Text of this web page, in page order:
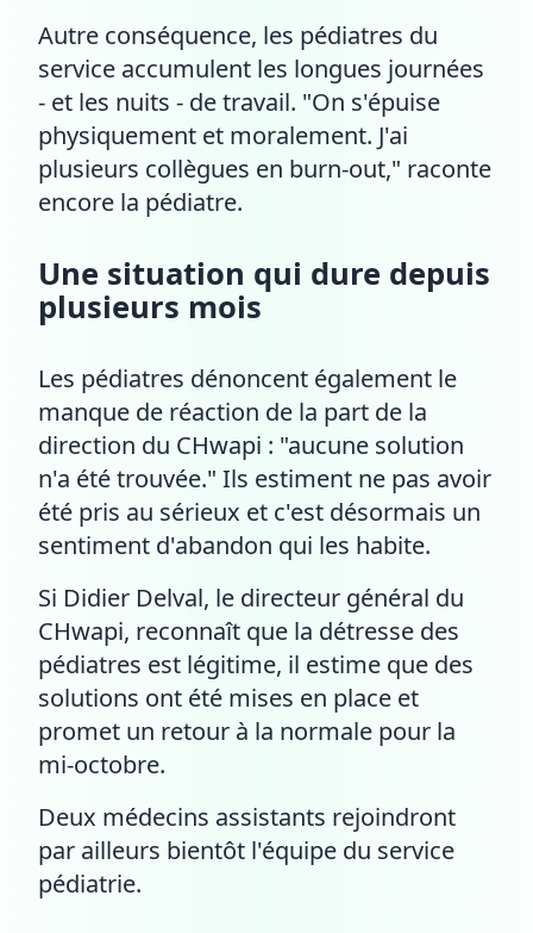
Autre conséquence, les pédiatres du
service accumulent les longues journées
- et les nuits - de travail. "On s'épuise
physiquement et moralement. J'ai
plusieurs collègues en burn-out," raconte
encore la pédiatre.
Une situation qui dure depuis
plusieurs mois
Les pédiatres dénoncent également le
manque de réaction de la part de la
direction du CHwapi : "aucune solution
n'a été trouvée." Ils estiment ne pas avoir
été pris au sérieux et c'est désormais un
sentiment d'abandon qui les habite.
Si Didier Delval, le directeur général du
CHwapi, reconnaît que la détresse des
pédiatres est légitime, il estime que des
solutions ont été mises en place et
promet un retour à la normale pour la
mi-octobre.
Deux médecins assistants rejoindront
par ailleurs bientôt l'équipe du service
pédiatrie.